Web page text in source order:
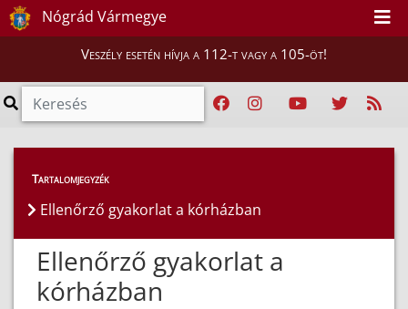
Nógrád Vármegye
Veszély esetén hívja a 112-t vagy a 105-öt!
Híreink > Hírek
Tartalomjegyzék
Ellenőrző gyakorlat a kórházban
Ellenőrző gyakorlat a
kórházban